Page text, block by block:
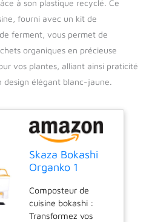
à son plastique recyclé. Ce
fourni avec un kit de
ferment, vous permet de
organiques en précieuse
vos plantes, alliant ainsi praticité
design élégant blanc-jaune.
Skaza Bokashi
Organko 1
Cuisine, Blanc-
Jaune
Composteur de
cuisine bokashi :
Transformez vos